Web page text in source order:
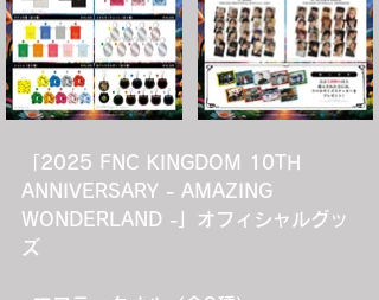
「2025 FNC KINGDOM 10TH
ANNIVERSARY - AMAZING
WONDERLAND -」オフィシャルグッ
ズ